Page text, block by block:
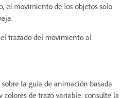
el movimiento de los objetos solo
trazado del movimiento al
la guía de animación basada
de trazo variable, consulte la